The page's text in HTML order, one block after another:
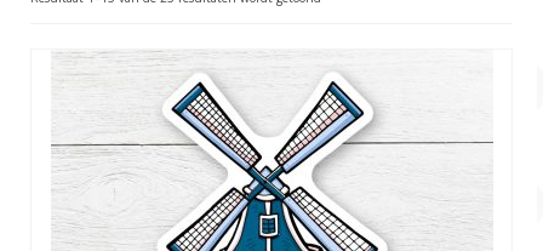
Over Dewy